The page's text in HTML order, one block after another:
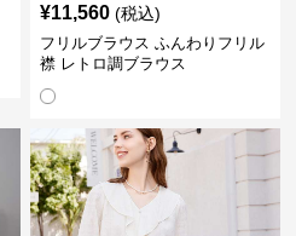
¥11,560 (税込)
フリルブラウス ふんわりフリル
襟 レトロ調ブラウス